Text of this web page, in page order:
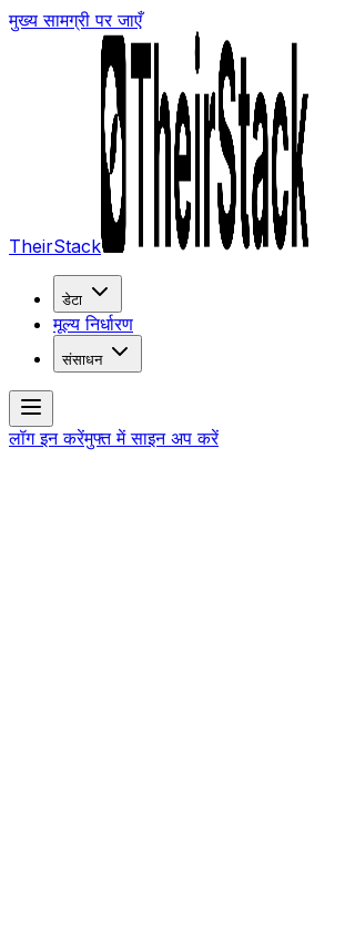
मुख्य सामग्री पर जाएँ
TheirStack
डेटा
मूल्य निर्धारण
संसाधन
लॉग इन करेंमुफ्त में साइन अप करें